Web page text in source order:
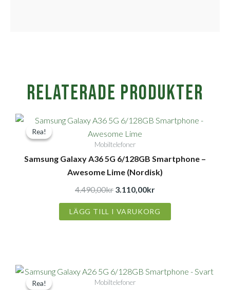
Relaterade produkter
Rea!
Rea!
Mobiltelefoner
Samsung Galaxy A36 5G 6/128GB Smartphone –
Awesome Lime (Nordisk)
4.490,00kr
Det
ursprungliga
priset
var:
4.490,00kr.
3.110,00kr
Det
är:
3.110,00kr.
LÄGG TILL I VARUKORG
Rea!
Rea! Mobiltelefoner
Det
ursprungliga
Det